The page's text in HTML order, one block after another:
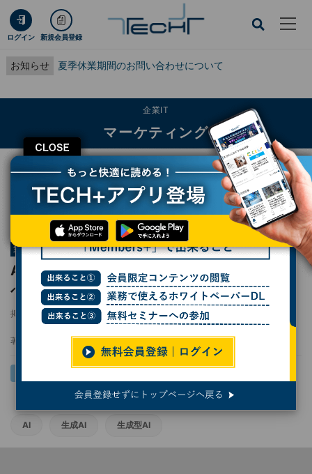
ログイン 新規会員登録
お知らせ 夏季休業期間のお問い合わせについて
CLOSE
企業IT
マーケティング
TECH+ 企業IT
マーケティング
AI規制の現実的なアプローチ、今すぐ実行すべき策とは？
第960回 シリコンバレー101
AI規制の現実的なアプローチ、今すぐ実行す
べき策とは？
掲載日 2023/05/17 07:00
著者： Yoichi Yamashita
AI 生成AI 生成型AI